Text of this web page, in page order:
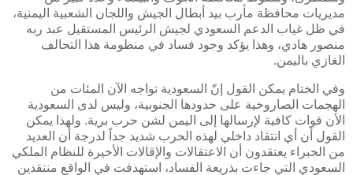
مديريات محافظة مأرب بيد أبطال الجيش واللجان الشعبية اليمنية،
في ظل غياب الدعم السعودي لجيش الرئيس المستقيل عبد ربه
منصور هادي، وهذا يؤكد وجود فساد في منظومة هذا التحالف
الغازي باليمن.
وفي الختام يمكن القول إنّ السعودية تواجه الآن المئات من
الهجمات الصاروخية على حدودها الجنوبية، وليس لدى السعودية
الأن قوات كافية لإرسالها إلى اليمن لشن حرب برية. ولهذا يمكن
القول أن أي انتقاد داخلي لهذه الحرب شديد جداً لدرجة أن العديد
من الخبراء يعتقدون أن الاعتقالات والإقالات الأخيرة للنظام الملكي
السعودي التي جاءت بذريعة الفساد، استهدفت في الواقع منتقدين